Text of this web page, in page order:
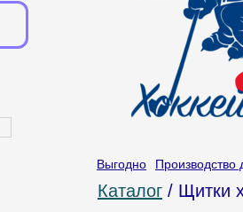
Выгодно Производство
Каталог / Щитки